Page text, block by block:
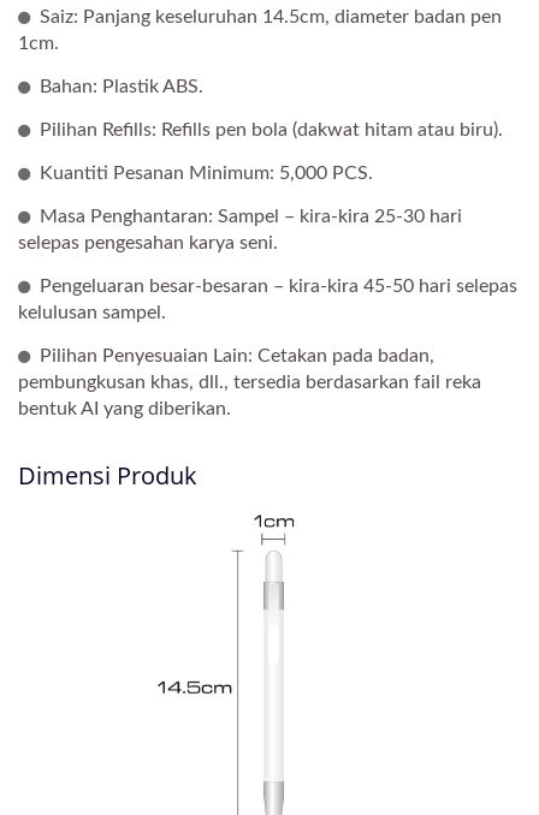
Saiz: Panjang keseluruhan 14.5cm, diameter badan pen
1cm.
Bahan: Plastik ABS.
Pilihan Refills: Refills pen bola (dakwat hitam atau biru).
Kuantiti Pesanan Minimum: 5,000 PCS.
Masa Penghantaran: Sampel – kira-kira 25-30 hari
selepas pengesahan karya seni.
Pengeluaran besar-besaran – kira-kira 45-50 hari selepas
kelulusan sampel.
Pilihan Penyesuaian Lain: Cetakan pada badan,
pembungkusan khas, dll., tersedia berdasarkan fail reka
bentuk AI yang diberikan.
Dimensi Produk